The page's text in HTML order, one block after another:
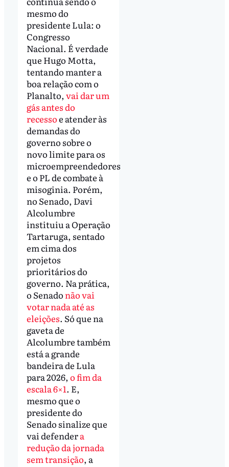
mesmo do
presidente Lula: o
Congresso
Nacional. É verdade
que Hugo Motta,
tentando manter a
boa relação com o
Planalto, vai dar um
gás antes do
recessoe atender às
demandas do
governo sobre o
novo limite para os
microempreendedores
e o PL de combate à
misoginia. Porém,
no Senado, Davi
Alcolumbre
instituiu a Operação
Tartaruga, sentado
em cima dos
projetos
prioritários do
governo. Na prática,
o Senado não vai
votar nada até as
eleições. Só que na
gaveta de
Alcolumbre também
está a grande
bandeira de Lula
para 2026, o fim da
escala 6×1. E,
mesmo que o
presidente do
Senado sinalize que
vai defendera
redução da jornada
sem transição, a